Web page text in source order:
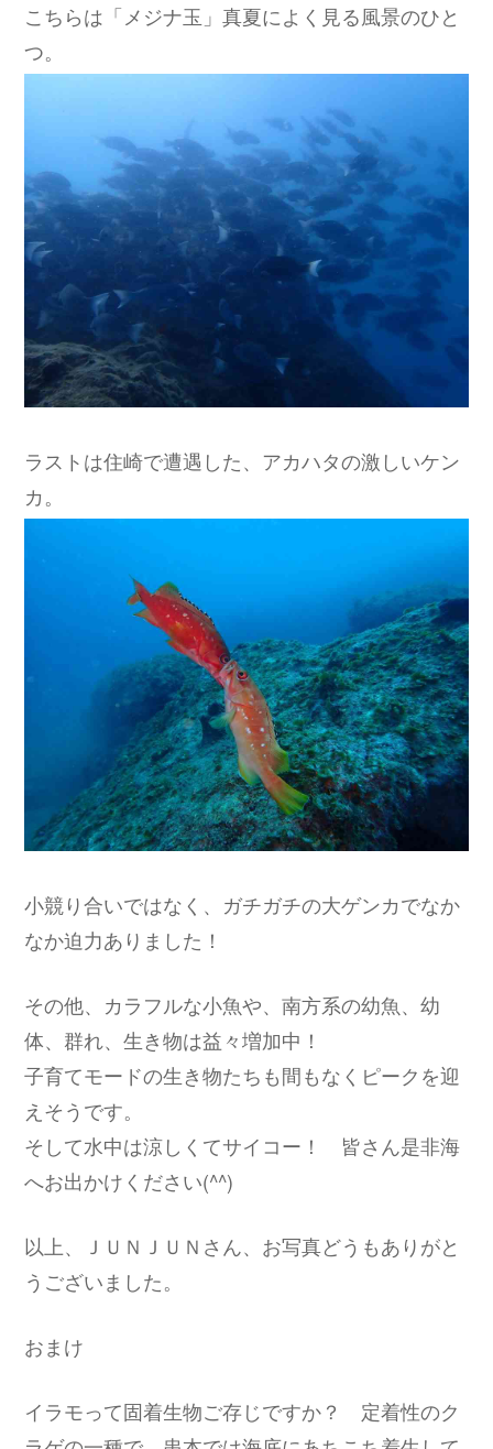
こちらは「メジナ玉」真夏によく見る風景のひと
つ。
ラストは住崎で遭遇した、アカハタの激しいケン
カ。
小競り合いではなく、ガチガチの大ゲンカでなか
なか迫力ありました！
その他、カラフルな小魚や、南方系の幼魚、幼
体、群れ、生き物は益々増加中！
子育てモードの生き物たちも間もなくピークを迎
えそうです。
そして水中は涼しくてサイコー！ 皆さん是非海
へお出かけください(^^)
以上、ＪＵＮＪＵＮさん、お写真どうもありがと
うございました。
おまけ
イラモって固着生物ご存じですか？ 定着性のク